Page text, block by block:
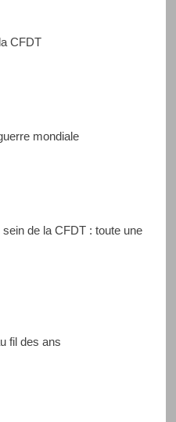
CFDT
mondiale
de la CFDT : toute une
fil des ans